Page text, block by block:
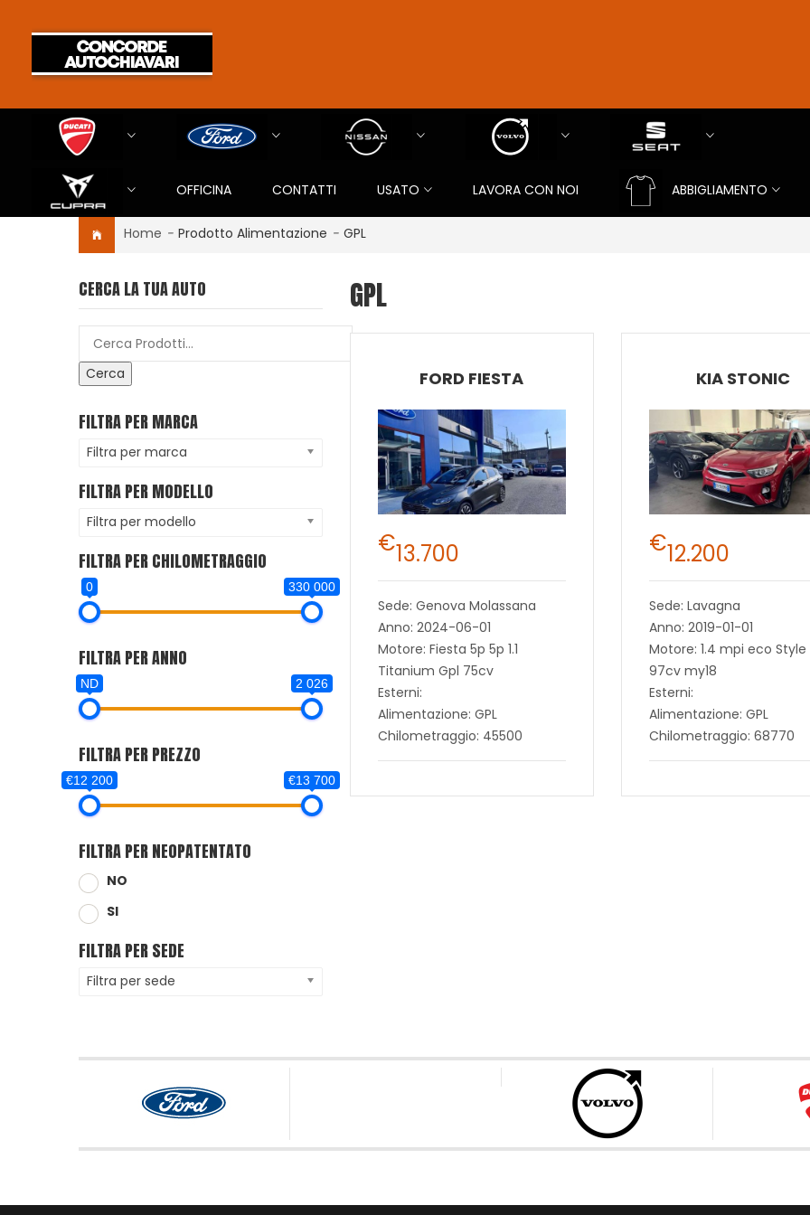
OFFICINA CONTATTI USATO LAVORA CON NOI ABBIGLIAMENTO
Home - Prodotto Alimentazione - GPL
CERCA LA TUA AUTO
Cerca
FILTRA PER MARCA
Filtra per marca
FILTRA PER MODELLO
Filtra per modello
FILTRA PER CHILOMETRAGGIO
0 330 000
FILTRA PER ANNO
ND 2 026
FILTRA PER PREZZO
€12 200 €13 700
FILTRA PER NEOPATENTATO
NO
SI
FILTRA PER SEDE
Filtra per sede
GPL
FORD FIESTA
€13.700
Sede: Genova Molassana
Anno: 2024-06-01
Motore: Fiesta 5p 5p 1.1
Titanium Gpl 75cv
Esterni:
Alimentazione: GPL
Chilometraggio: 45500
KIA STONIC
€12.200
Sede: Lavagna
Anno: 2019-01-01
Motore: 1.4 mpi eco Style
97cv my18
Esterni:
Alimentazione: GPL
Chilometraggio: 68770